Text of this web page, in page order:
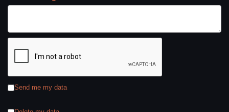
Send me my data